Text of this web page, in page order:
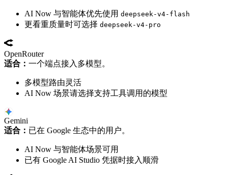
AI Now 与智能体优先使用 deepseek-v4-flash
更看重质量时可选择 deepseek-v4-pro
OpenRouter
适合： 一个端点接入多模型。
多模型路由灵活
AI Now 场景请选择支持工具调用的模型
Gemini
适合： 已在 Google 生态中的用户。
AI Now 与智能体场景可用
已有 Google AI Studio 凭据时接入顺滑